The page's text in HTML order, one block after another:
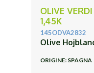
OLIVE
1,45K
145ODVA2832
Olive
ORIGINE: SPAGNA